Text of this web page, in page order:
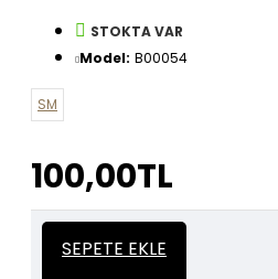
STOKTA VAR
Model: B00054
SM
100,00TL
SEPETE EKLE
Kalın
İtalyan Sıva ve
kullanılan kalın